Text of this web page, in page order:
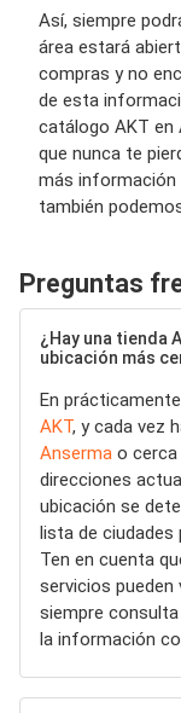
Así, siempre
área estará
compras y no
de esta
catálogo AKT en
que nunca te
más información
también
Preguntas
¿Hay una tienda
ubicación más
En
AKT, y cada vez
Anserma o
direcciones
ubicación se
lista de
Ten en cuenta
servicios pueden
siempre
la información